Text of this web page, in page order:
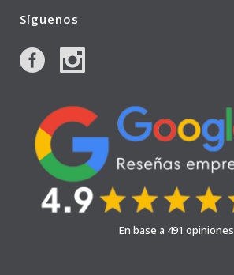
Síguenos
En base a 491 opiniones